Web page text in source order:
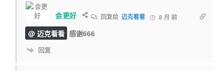
会更好 回复给迈克看看 8 月 前
@ 迈克看看 感谢666
回复